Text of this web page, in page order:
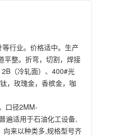
行业。价格适中。生产
平整。折弯，切割，焊接
（冷轧面）、400#光
，玫瑰金，香槟金，咖
口径2MM-
遍适用于石油化工设备,
向来以种类多,规格型号齐